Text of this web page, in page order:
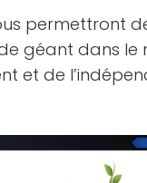
permettront
géant dans le
et de